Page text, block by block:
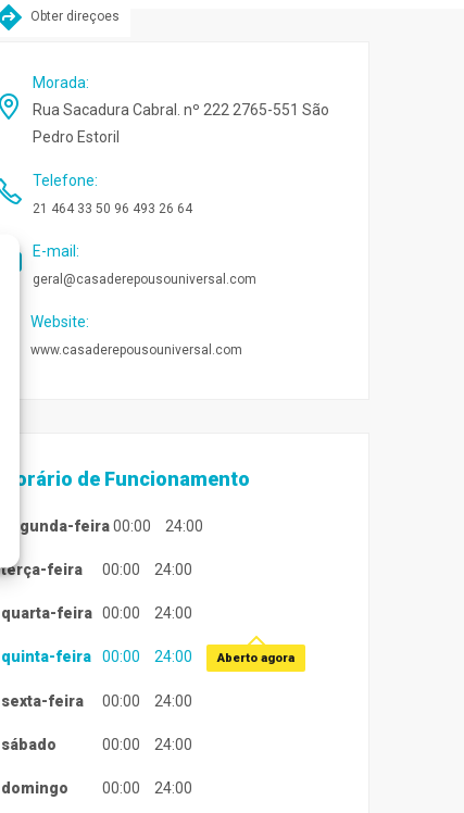
Obter direçoes
Morada:
Rua Sacadura Cabral. nº 222 2765-551 São
Pedro Estoril
Telefone:
21 464 33 50 96 493 26 64
E-mail:
geral@casaderepousouniversal.com
Website:
www.casaderepousouniversal.com
Horário de Funcionamento
segunda-feira00:00 24:00
terça-feira 00:00 24:00
quarta-feira 00:00 24:00
quinta-feira 00:00 24:00 Aberto agora
sexta-feira 00:00 24:00
sábado 00:00 24:00
domingo 00:00 24:00